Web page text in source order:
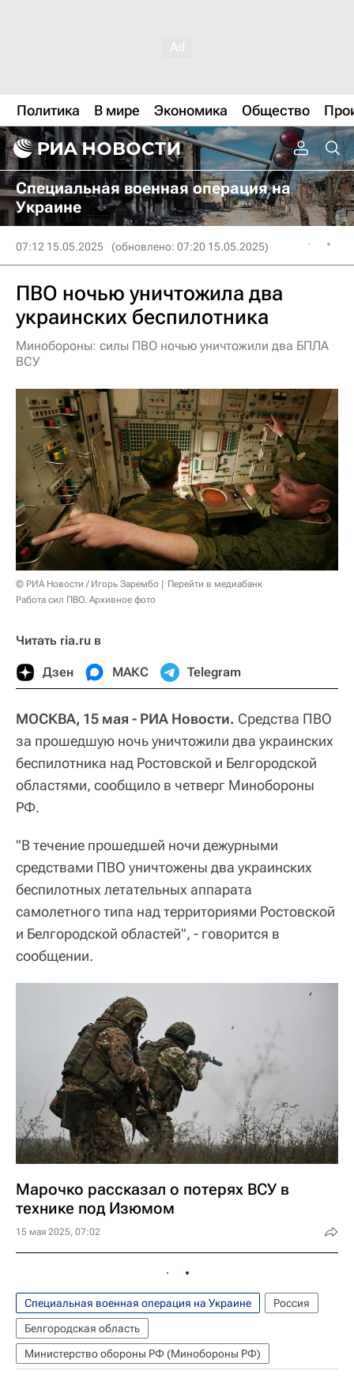
Политика В мире Экономика Общество
Специальная военная операция на
Украине
07:12 15.05.2025 (обновлено: 07:20 15.05.2025)
ПВО ночью уничтожила два
украинских беспилотника
Минобороны: силы ПВО ночью уничтожили два БПЛА
ВСУ
© РИА Новости / Игорь Зарембо
Перейти в медиабанк
Работа сил ПВО. Архивное фото
Читать ria.ru в
Дзен МАКС Telegram
МОСКВА, 15 мая - РИА Новости. Средства ПВО
за прошедшую ночь уничтожили два украинских
беспилотника над Ростовской и Белгородской
областями, сообщило в четверг Минобороны
РФ.
"В течение прошедшей ночи дежурными
средствами ПВО уничтожены два украинских
беспилотных летательных аппарата
самолетного типа над территориями Ростовской
и Белгородской областей", - говорится в
сообщении.
Марочко рассказал о потерях ВСУ в
технике под Изюмом
15 мая 2025, 07:02
Специальная военная операция на Украине
Россия
Белгородская область
Министерство обороны РФ (Минобороны РФ)